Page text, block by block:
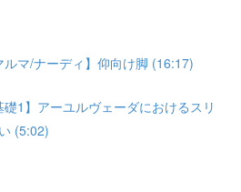
ルマ/ナーディ】仰向け脚 (16:17)
礎1】アーユルヴェーダにおけるスリ
(5:02)